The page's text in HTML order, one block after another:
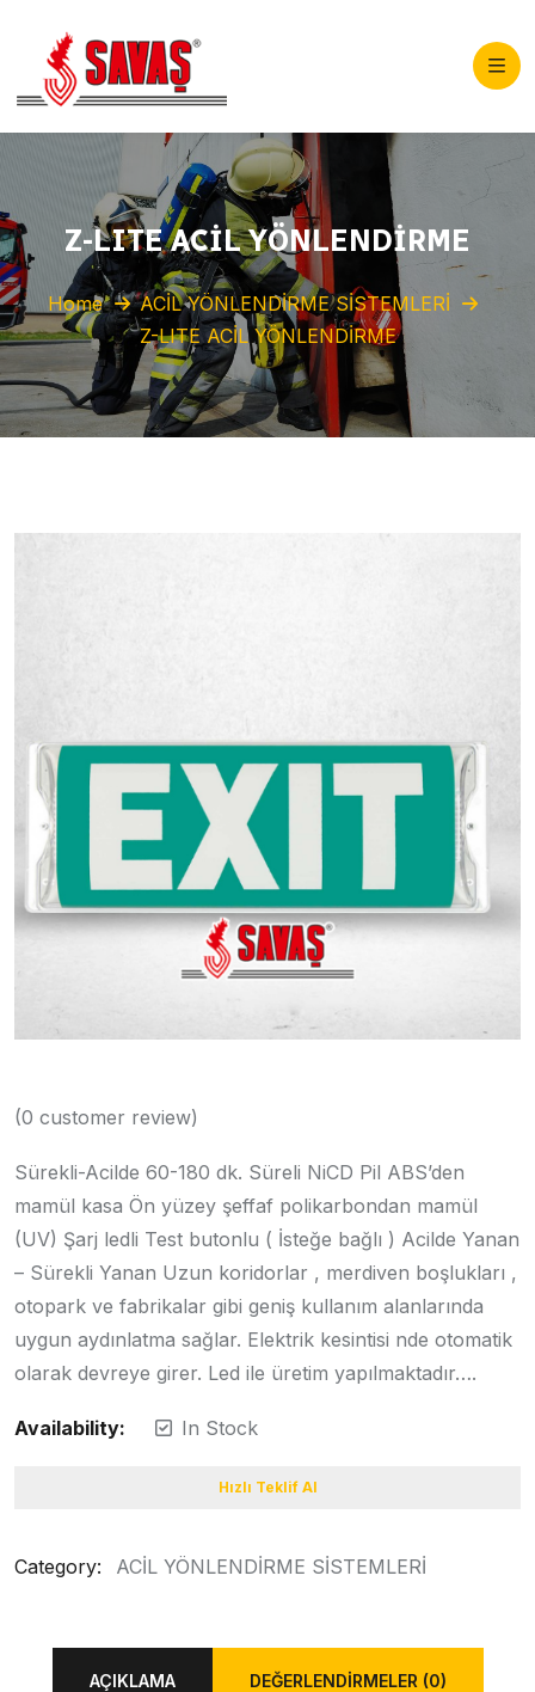
Z-LITE ACİL YÖNLENDİRME
Home
ACİL YÖNLENDİRME SİSTEMLERİ
Z-LITE ACİL YÖNLENDİRME
(0 customer review)
Sürekli-Acilde 60-180 dk. Süreli NiCD Pil ABS’den
mamül kasa Ön yüzey şeffaf polikarbondan mamül
(UV) Şarj ledli Test butonlu ( İsteğe bağlı ) Acilde Yanan
– Sürekli Yanan Uzun koridorlar , merdiven boşlukları ,
otopark ve fabrikalar gibi geniş kullanım alanlarında
uygun aydınlatma sağlar. Elektrik kesintisi nde otomatik
olarak devreye girer. Led ile üretim yapılmaktadır….
Availability: In Stock
Hızlı Teklif Al
Category: ACİL YÖNLENDİRME SİSTEMLERİ
AÇIKLAMA DEĞERLENDIRMELER (0)